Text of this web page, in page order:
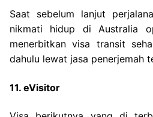
Saat sebelum lanjut
nikmati hidup di Australia
menerbitkan visa transit
dahulu lewat jasa penerjemah
11. eVisitor